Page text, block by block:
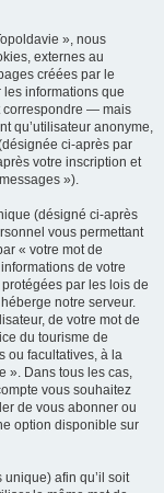
», nous
externes au
créées par le
informations que
correspondre — mais
qu’utilisateur anonyme,
ci-après par
votre inscription et
»).
(désigné ci-après
vous permettant
« votre mot de
de votre
par les lois de
notre serveur.
de votre mot de
du tourisme de
ou facultatives, à la
». Dans tous les cas,
vous souhaitez
de vous abonner ou
option disponible sur
afin qu’il soit